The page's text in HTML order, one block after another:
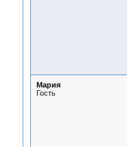
Мария
Гость